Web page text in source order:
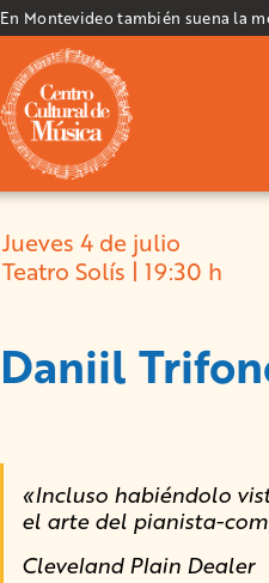
En Montevideo también suena la
Jueves 4 de julio
Teatro Solís | 19:30 h
Daniil
«Incluso habiéndolo
el arte del pianista-
Cleveland Plain Dealer